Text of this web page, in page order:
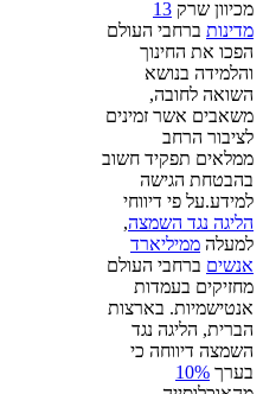
מכיוון שרק 13
מדינות ברחבי העולם
הפכו את החינוך
והלמידה בנושא
השואה לחובה,
משאבים אשר זמינים
לציבור הרחב
ממלאים תפקיד חשוב
בהבטחת הגישה
למידע.על פי דיווחי
הליגה נגד השמצה,
למעלה ממיליארד
אנשים ברחבי העולם
מחזיקים בעמדות
אנטישמיות. בארצות
הברית, הליגה נגד
השמצה דיווחה כי
בערך 10%